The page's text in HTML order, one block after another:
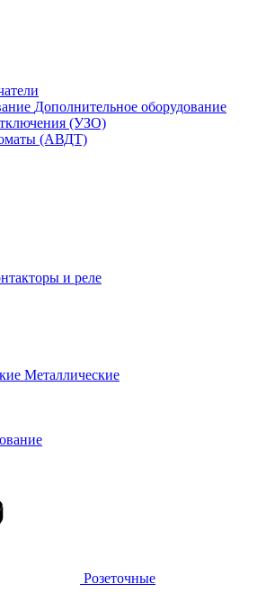
Дополнительное оборудование
(УЗО)
(АВДТ)
и реле
Металлические
Розеточные